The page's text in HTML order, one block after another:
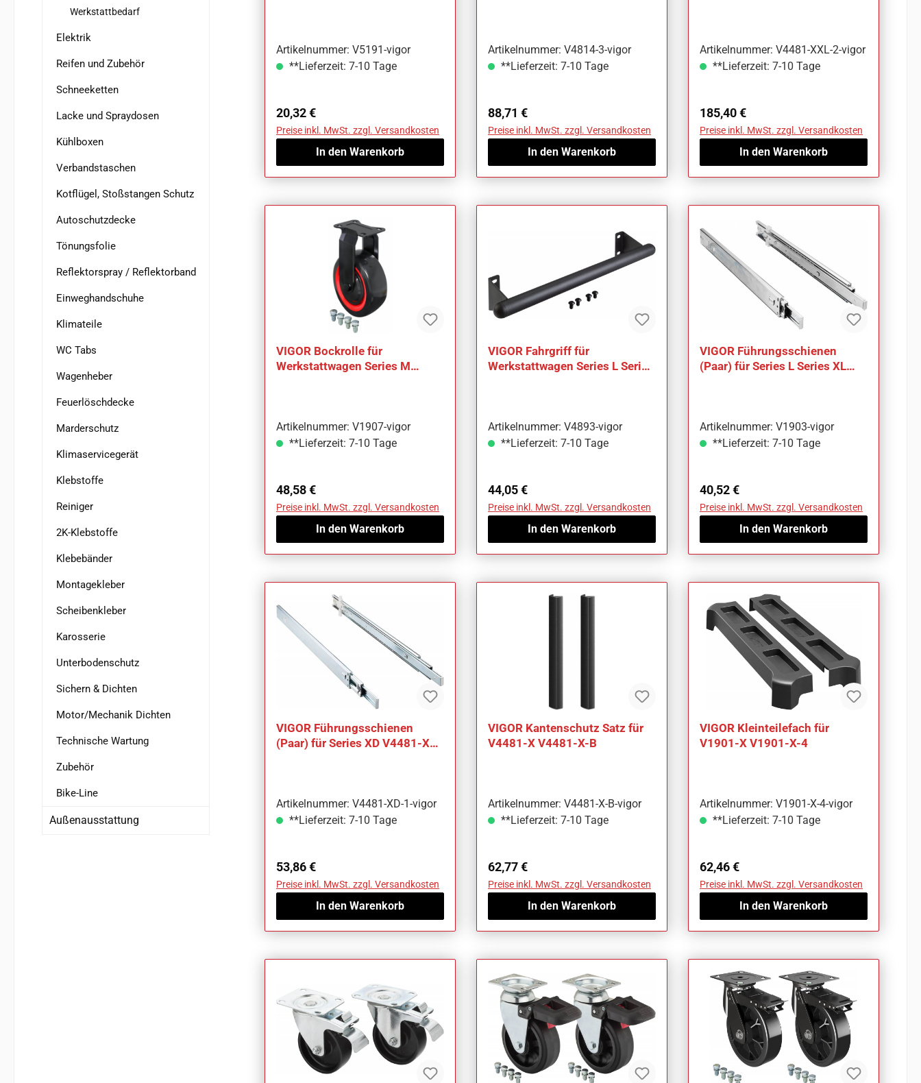
Werkstattbedarf
Elektrik
Reifen und Zubehör
Schneeketten
Lacke und Spraydosen
Kühlboxen
Verbandstaschen
Kotflügel, Stoßstangen Schutz
Autoschutzdecke
Tönungsfolie
Reflektorspray / Reflektorband
Einweghandschuhe
Klimateile
WC Tabs
Wagenheber
Feuerlöschdecke
Marderschutz
Klimaservicegerät
Klebstoffe
Reiniger
2K-Klebstoffe
Klebebänder
Montagekleber
Scheibenkleber
Karosserie
Unterbodenschutz
Sichern & Dichten
Motor/Mechanik Dichten
Technische Wartung
Zubehör
Bike-Line
Außenausstattung
Artikelnummer: V5191-vigor
**Lieferzeit: 7-10 Tage
Regulärer Preis:
20,32 €
Preise inkl. MwSt. zzgl. Versandkosten
In den Warenkorb
Artikelnummer: V4814-3-vigor
**Lieferzeit: 7-10 Tage
Regulärer Preis:
88,71 €
Preise inkl. MwSt. zzgl. Versandkosten
In den Warenkorb
Artikelnummer: V4481-XXL-2-vigor
**Lieferzeit: 7-10 Tage
Regulärer Preis:
185,40 €
Preise inkl. MwSt. zzgl. Versandkosten
In den Warenkorb
VIGOR Bockrolle für
Werkstattwagen Series M
Artikelnummer: V1907-vigor
**Lieferzeit: 7-10 Tage
Regulärer Preis:
48,58 €
Preise inkl. MwSt. zzgl. Versandkosten
In den Warenkorb
VIGOR Fahrgriff für
Werkstattwagen Series L Series
Artikelnummer: V4893-vigor
**Lieferzeit: 7-10 Tage
Regulärer Preis:
44,05 €
Preise inkl. MwSt. zzgl. Versandkosten
In den Warenkorb
VIGOR Führungsschienen
(Paar) für Series L Series XL
Artikelnummer: V1903-vigor
**Lieferzeit: 7-10 Tage
Regulärer Preis:
40,52 €
Preise inkl. MwSt. zzgl. Versandkosten
In den Warenkorb
VIGOR Führungsschienen
(Paar) für Series XD V4481-XD-
Artikelnummer: V4481-XD-1-vigor
**Lieferzeit: 7-10 Tage
Regulärer Preis:
53,86 €
Preise inkl. MwSt. zzgl. Versandkosten
In den Warenkorb
VIGOR Kantenschutz Satz für
V4481-X V4481-X-B
Artikelnummer: V4481-X-B-vigor
**Lieferzeit: 7-10 Tage
Regulärer Preis:
62,77 €
Preise inkl. MwSt. zzgl. Versandkosten
In den Warenkorb
VIGOR Kleinteilefach für
V1901-X V1901-X-4
Artikelnummer: V1901-X-4-vigor
**Lieferzeit: 7-10 Tage
Regulärer Preis:
62,46 €
Preise inkl. MwSt. zzgl. Versandkosten
In den Warenkorb